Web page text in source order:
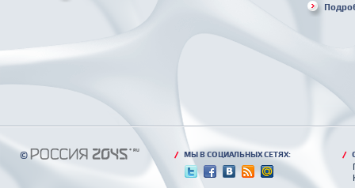
© / МЫ В СОЦИАЛЬНЫХ СЕТЯХ: /